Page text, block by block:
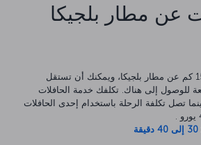
عن مطار بلجيكا
يبعد مركز المدينة مسافة 15 كم عن مطار بلجيكا، ويمكنك أن تستقل
للوصول إلى هناك. تكلفك خدمة الحافلات
10 يورو، بينما تصل تكلفة الرحلة باستخدام إحدى الحافلات
30 إلى 40 دقيقة